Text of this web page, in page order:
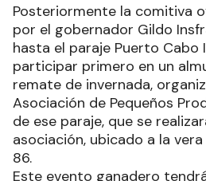
Posteriormente la comitiva
por el gobernador Gildo
hasta el paraje Puerto Cabo
participar primero en un
remate de invernada,
Asociación de Pequeños
de ese paraje, que se
asociación, ubicado a la
86.
Este evento ganadero